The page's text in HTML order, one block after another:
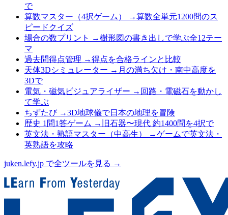
で
算数マスター（4択ゲーム）
→算数全単元1200問のス
ピードクイズ
場合の数プリント
→樹形図の書き出しで学ぶ全12テー
マ
過去問得点管理 →得点を合格ラインと比較
天体3Dシミュレーター → 月の満ち欠け・南中高度を
3Dで
電気・磁気ビジュアライザー → 回路・電磁石を動かし
て学ぶ
ちずたび→3D地球儀で日本の地理を冒険
歴史 1問1答ゲーム → 旧石器〜現代 約1400問を4択で
英文法・熟語マスター（中高生）
→ゲームで英文法・
英熟語を攻略
juken.lefy.jp で全ツールを見る →